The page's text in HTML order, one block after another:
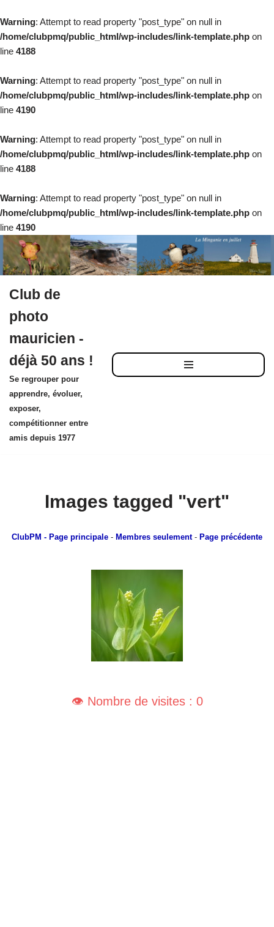
Warning: Attempt to read property "post_type" on null in
/home/clubpmq/public_html/wp-includes/link-template.php on
line 4188
Warning: Attempt to read property "post_type" on null in
/home/clubpmq/public_html/wp-includes/link-template.php on
line 4190
Warning: Attempt to read property "post_type" on null in
/home/clubpmq/public_html/wp-includes/link-template.php on
line 4188
Warning: Attempt to read property "post_type" on null in
/home/clubpmq/public_html/wp-includes/link-template.php on
line 4190
au
contenu
Club de
photo
mauricien -
déjà 50 ans !
Se regrouper pour
apprendre, évoluer,
exposer,
compétitionner entre
amis depuis 1977
Images tagged "vert"
ClubPM - Page principale - Membres seulement- Page précédente
👁️ Nombre de visites : 0